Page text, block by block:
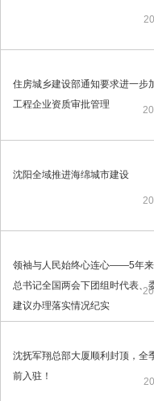
住房城乡建设部通知要求进一步
工程企业资质审批管理
沈阳全域推进海绵城市建设
领袖与人民始终心连心——5年
总书记全国两会下团组时代表、
建议办理落实情况纪实
沈抚军翔总部大厦顺利封顶，全
前入驻！